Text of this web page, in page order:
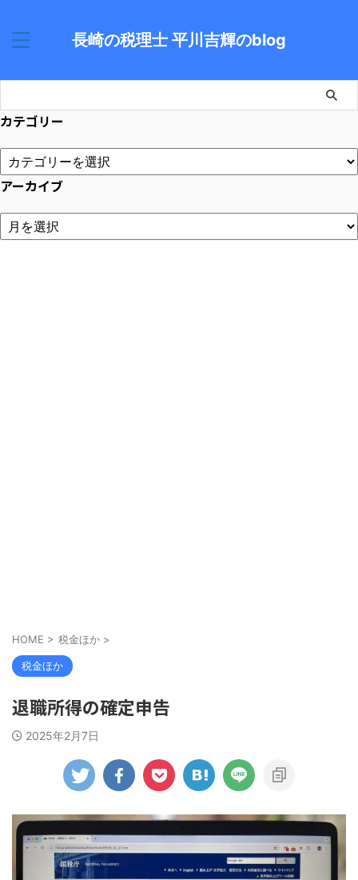
長崎の税理士 平川吉輝のblog
カテゴリー
アーカイブ
HOME > 税金ほか >
税金ほか
退職所得の確定申告
2025年2月7日